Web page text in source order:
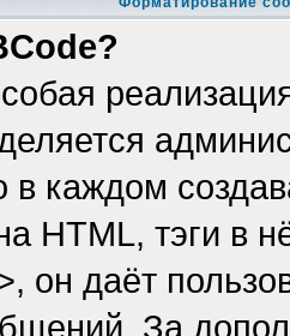
в каждом
HTML, тэги в
он даёт
За